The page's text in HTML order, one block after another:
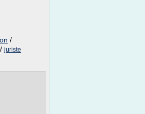
/
/ juriste